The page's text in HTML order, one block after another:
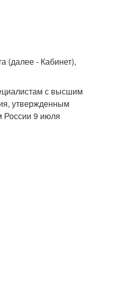
(далее - Кабинет),
с высшим
утвержденным
России 9 июля